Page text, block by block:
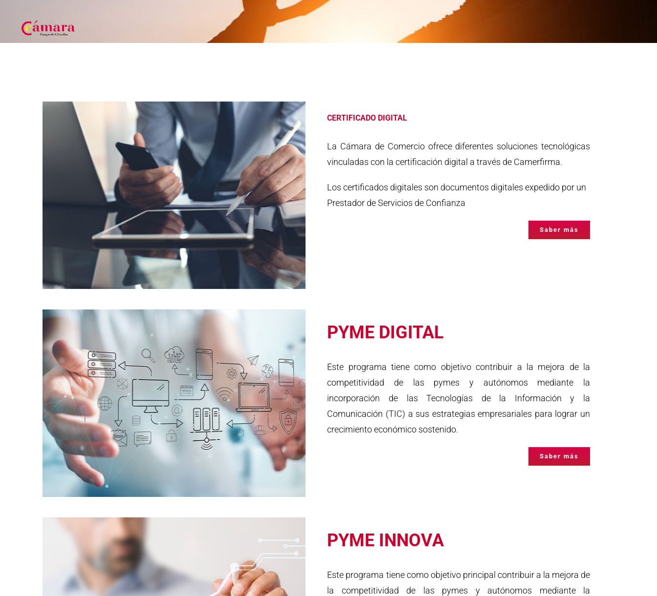
CERTIFICADO DIGITAL
La Cámara de Comercio ofrece diferentes soluciones tecnológicas
vinculadas con la certificación digital a través de Camerfirma.
Los certificados digitales son documentos digitales expedido por un
Prestador de Servicios de Confianza
Saber más
PYME DIGITAL
Este programa tiene como objetivo contribuir a la mejora de la
competitividad de las pymes y autónomos mediante la
incorporación de las Tecnologías de la Información y la
Comunicación (TIC) a sus estrategias empresariales para lograr un
crecimiento económico sostenido.
Saber más
PYME INNOVA
Este programa tiene como objetivo principal contribuir a la mejora de
la competitividad de las pymes y autónomos mediante la